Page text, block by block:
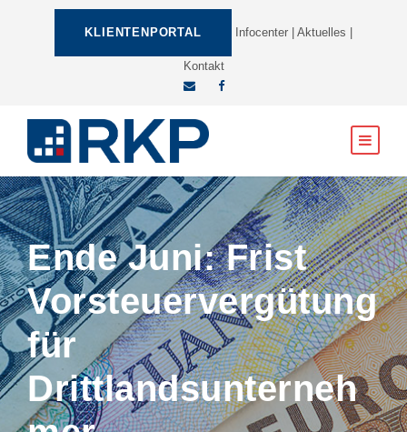
KLIENTENPORTAL Infocenter| Aktuelles
Kontakt
Ende Juni: Frist
Vorsteuervergütung
für
Drittlandsunterneh